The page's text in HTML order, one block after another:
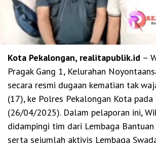
Kota Pekalongan, realitapublik.id –
Pragak Gang 1, Kelurahan
secara resmi dugaan kematian tak
(17), ke Polres Pekalongan Kota pada
(26/04/2025). Dalam pelaporan ini,
didampingi tim dari Lembaga
serta sejumlah aktivis Lembaga